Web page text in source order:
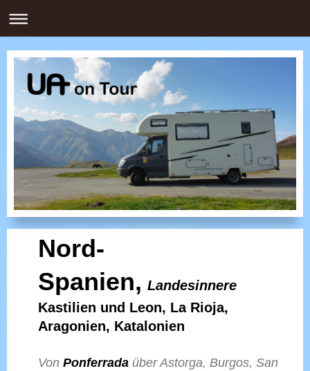
Nord-
Spanien, Landesinnere
Kastilien und Leon, La Rioja,
Aragonien, Katalonien
Von Ponferrada über Astorga, Burgos, San